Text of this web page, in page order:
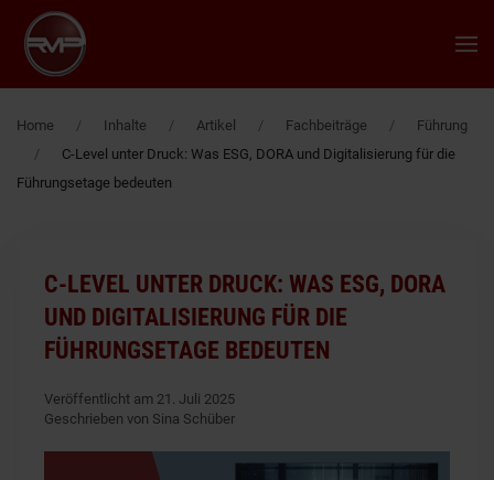
Zum Hauptinhalt springen
Home Inhalte Artikel Fachbeiträge
Führung
C-Level unter Druck: Was ESG, DORA und Digitalisierung für die
Führungsetage bedeuten
C-LEVEL UNTER DRUCK: WAS ESG, DORA
UND DIGITALISIERUNG FÜR DIE
FÜHRUNGSETAGE BEDEUTEN
Veröffentlicht am 21. Juli 2025
Geschrieben von Sina Schüber